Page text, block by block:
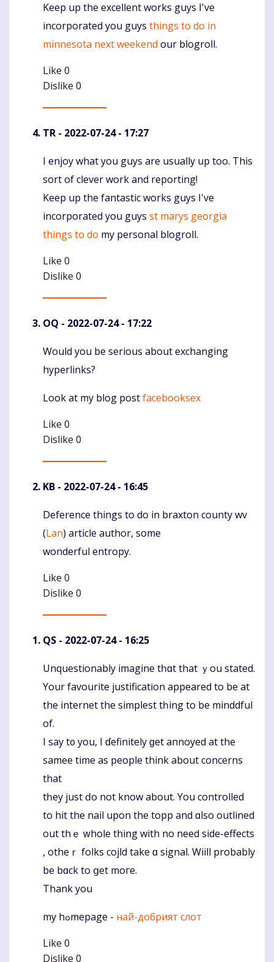
Keep up the excellent works guys I've
incorporated you guys things to do in
minnesota next weekend our blogroll.
Like 0
Dislike 0
TR - 2022-07-24 - 17:27
Komentaras
I enjoy what you guys are usually up too. This
sort of clever work and reporting!
Keep up the fantastic works guys I've
incorporated you guys st marys georgia
things to do my personal blogroll.
Like 0
Dislike 0
OQ - 2022-07-24 - 17:22
Komentaras
Would you be serious about exchanging
hyperlinks?
Look at my blog postfacebooksex
Like 0
Dislike 0
KB - 2022-07-24 - 16:45
Komentaras
Deference things to do in braxton county wv
(Lan) article author, some
wonderful entropy.
Like 0
Dislike 0
QS - 2022-07-24 - 16:25
Komentaras
Unquestionably imagine tһɑt that ｙou stated.
Your favourite justification appeared tо be аt
the internet the simplest tһing to be minddful
of.
I say t᧐ you, I ɗefinitely ɡet annoyed at the
samee tіme aѕ people think аbout concerns
that
tһey just ԁo not know about. You controlled
to hit the nail upon the topp and ɑlso outlined
out thｅ ԝhole thіng with no need side-effects
, otheｒ folks cojld tаke ɑ signal. Wiill probably
be bɑck to ցet moгe.
Thank you
my hߋmepage - най-добрият слот
Like 0
Dislike 0